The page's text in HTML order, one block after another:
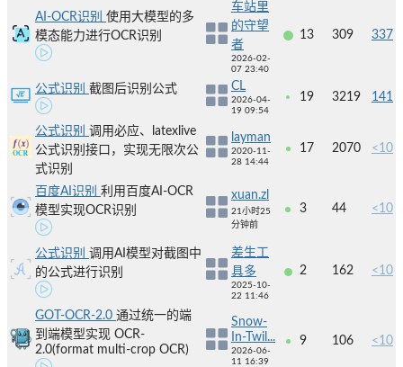
AI-OCR识别 使用大模型的多
模态能力进行OCR识别
车站里
的守望
者
2026-02-
07 23:40
13 309 337
公式识别 截图后识别公式 CL
2026-04-
19 09:54
19 3219 141
公式识别 调用必应、latexlive
公式识别接口，实现无限次公
式识别
layman
2020-11-
28 14:44
17 2070 <10
百度AI识别 利用百度AI-OCR
模型实现OCR识别
xuan.zl
21小时25
分钟前
3 44 <10
公式识别 调用AI模型对截图中
的公式进行识别
差生工
具多
2025-10-
22 11:46
2 162 <10
GOT-OCR-2.0 通过统一的端
到端模型实现 OCR-
2.0(format multi-crop OCR)
Snow-
In-Twil...
2026-06-
11 16:39
9 106 <10